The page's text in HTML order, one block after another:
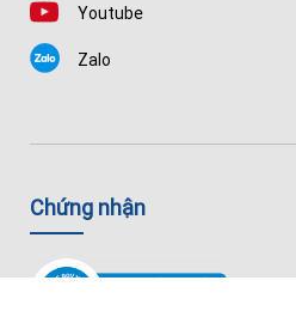
Youtube
Zalo
Chứng nhận